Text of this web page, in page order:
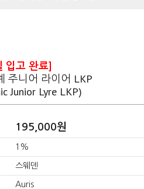
입고 완료]
주니어 라이어 LKP
Junior Lyre LKP)
195,000원
1%
스웨덴
Auris